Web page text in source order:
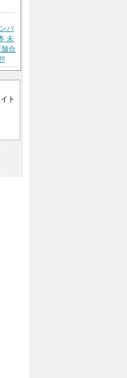
バ
未
合
ト